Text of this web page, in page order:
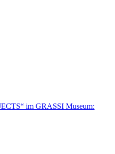
im GRASSI Museum: